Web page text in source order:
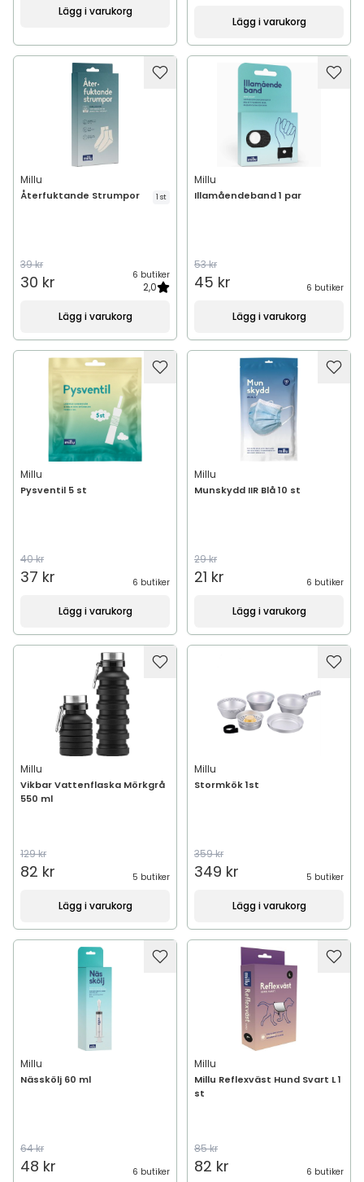
Lägg i varukorg
Lägg i varukorg
Millu
Återfuktande Strumpor 1 st
39 kr
30 kr 6 butiker
2,0
Lägg i varukorg
Millu
Illamåendeband 1 par
53 kr
45 kr 6 butiker
Lägg i varukorg
Millu
Pysventil 5 st
40 kr
37 kr 6 butiker
Lägg i varukorg
Millu
Munskydd IIR Blå 10 st
29 kr
21 kr 6 butiker
Lägg i varukorg
Millu
Vikbar Vattenflaska Mörkgrå
550 ml
129 kr
82 kr 5 butiker
Lägg i varukorg
Millu
Stormkök 1st
359 kr
349 kr 5 butiker
Lägg i varukorg
Millu
Nässkölj 60 ml
64 kr
48 kr 6 butiker
Millu
Millu Reflexväst Hund Svart L 1
st
85 kr
82 kr 6 butiker